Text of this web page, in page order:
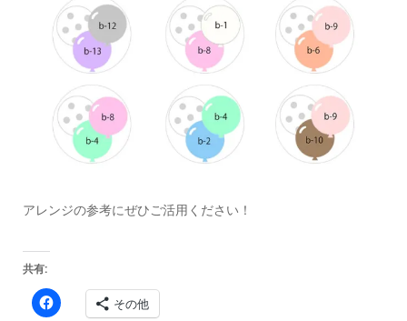
アレンジの参考にぜひご活用ください！
共有:
Facebook
で その他